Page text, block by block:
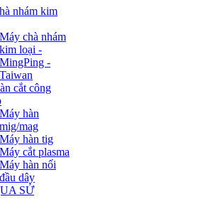
nhám kim
Máy chà nhám
kim loại -
MingPing -
Taiwan
cắt công
Máy hàn
mig/mag
Máy hàn tig
Máy cắt plasma
Máy hàn nối
đầu dây
SỬ